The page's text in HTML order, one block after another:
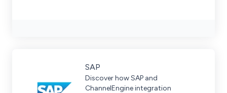
SAP
Discover how SAP and
ChannelEngine integration